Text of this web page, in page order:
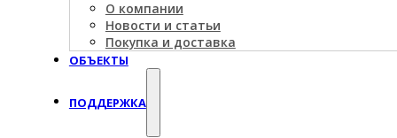
О компании
Новости и статьи
Покупка и доставка
ОБЪЕКТЫ
ПОДДЕРЖКА